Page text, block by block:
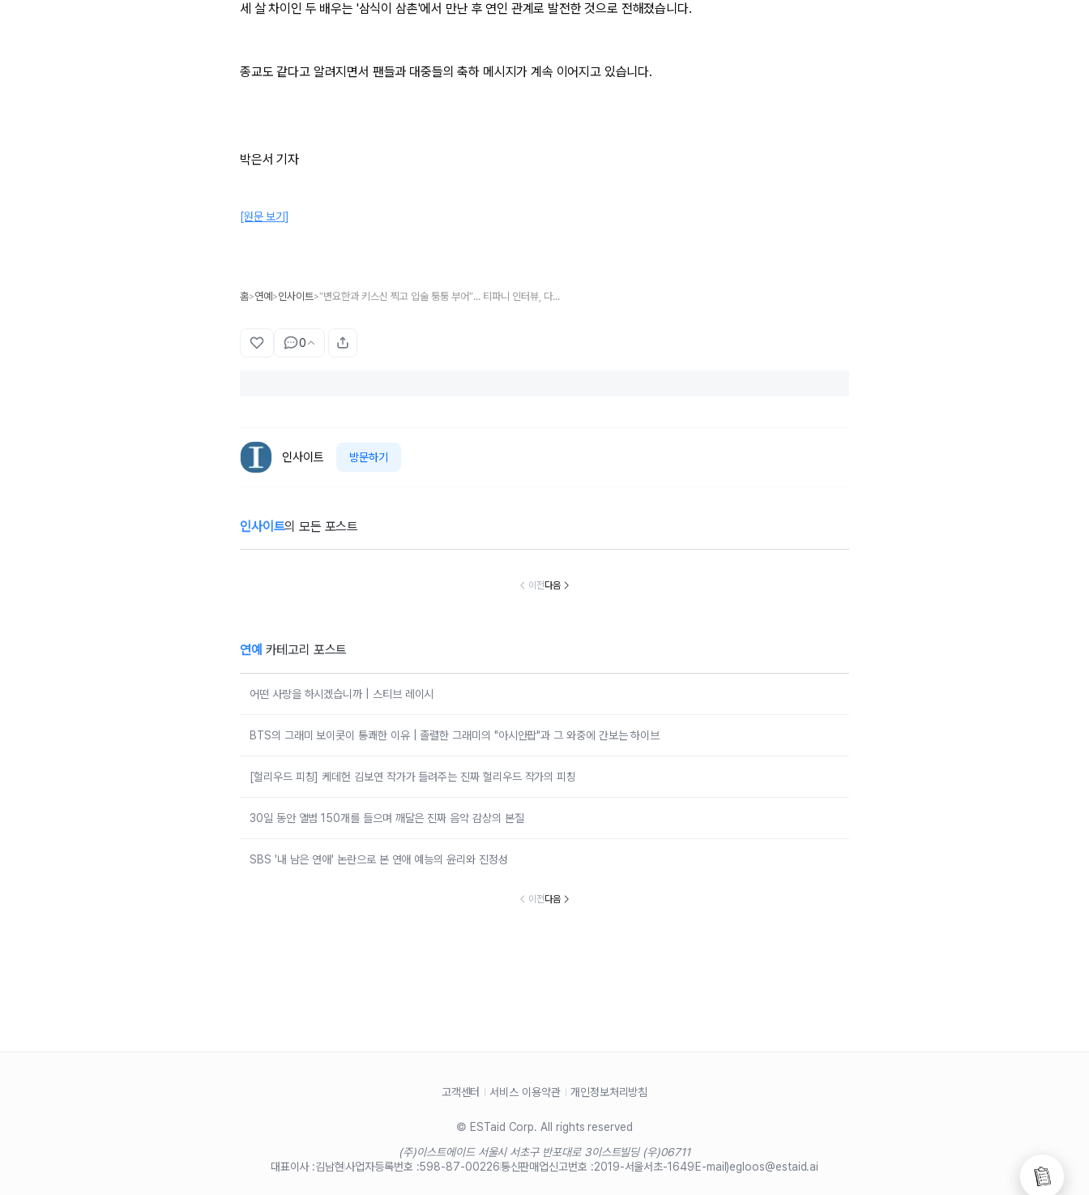
세 살 차이인 두 배우는 '삼식이 삼촌'에서 만난 후 연인 관계로 발전한 것으로 전해졌습니다.
종교도 같다고 알려지면서 팬들과 대중들의 축하 메시지가 계속 이어지고 있습니다.
박은서 기자
[원문 보기]
홈>연예 >인사이트> “변요한과 키스신 찍고 입술 퉁퉁 부어”... 티파니 인터뷰, 다시 봤더니
0
인사이트 방문하기
인사이트의 모든 포스트
‘혼전임신’ 김지영,
‘53세’ 고소영, 노
“100g당 6kcal
가 직접 해먹는다
박나래 “돈 주고
해자 생길 것 같았
폭풍성장한 ‘문희
정희원, 불륜 인
이전다음
연예 카테고리 포스트
어떤 사랑을 하시겠습니까 | 스티브 레이시
BTS의 그래미 보이콧이 통쾌한 이유 | 졸렬한 그래미의 "아시안팝"과 그 와중에 간보는 하이브
[헐리우드 피칭] 케데헌 김보연 작가가 들려주는 진짜 헐리우드 작가의 피칭
30일 동안 앨범 150개를 들으며 깨달은 진짜 음악 감상의 본질
SBS '내 남은 연애' 논란으로 본 연애 예능의 윤리와 진정성
이전다음
고객센터 서비스 이용약관 개인정보처리방침
© ESTaid Corp. All rights reserved
(주)이스트에이드 서울시 서초구 반포대로 3이스트빌딩 (우)06711
대표이사 :김남현사업자등록번호 :598-87-00226통신판매업신고번호 :2019-서울서초-1649E-mail)egloos@estaid.ai